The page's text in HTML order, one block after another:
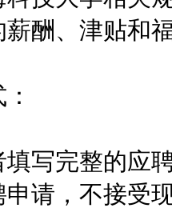
酬、津贴和
完整的应聘
申请，不接受